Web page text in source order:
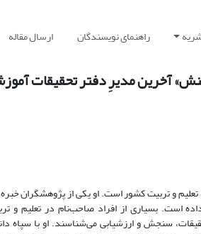
راهنمای نویسندگان ارسال مقاله
آخرین مدیرِ دفتر تحقیقات
و تربیت کشور است. او یکی از پژوهشگران
است. بسیاری از افراد صاحب‌نام در تعلیم و
سنجش و ارزشیابی می‌شناسند. او با سپاه